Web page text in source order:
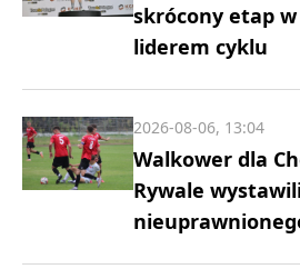
skrócony etap w
liderem cyklu
Walkower dla
Rywale
2026-08-06, 13:04